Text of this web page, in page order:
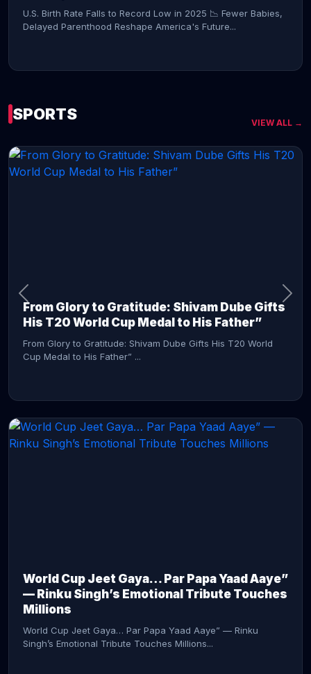
U.S. Birth Rate Falls to Record Low in 2025 📉 Fewer Babies,
Delayed Parenthood Reshape America's Future...
SPORTS VIEW ALL →
From Glory to Gratitude: Shivam Dube Gifts
His T20 World Cup Medal to His Father”
From Glory to Gratitude: Shivam Dube Gifts His T20 World
Cup Medal to His Father” ...
World Cup Jeet Gaya… Par Papa Yaad Aaye”
— Rinku Singh’s Emotional Tribute Touches
Millions
World Cup Jeet Gaya… Par Papa Yaad Aaye” — Rinku
Singh’s Emotional Tribute Touches Millions...